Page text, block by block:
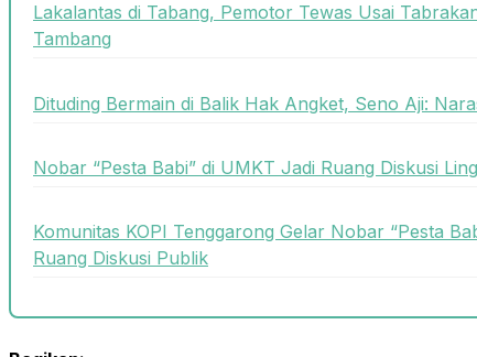
Lakalantas di Tabang, Pemotor Tewas Usai
Tambang
Dituding Bermain di Balik Hak Angket, Seno Aji:
Nobar “Pesta Babi” di UMKT Jadi Ruang Diskusi
Komunitas KOPI Tenggarong Gelar Nobar “Pesta
Ruang Diskusi Publik